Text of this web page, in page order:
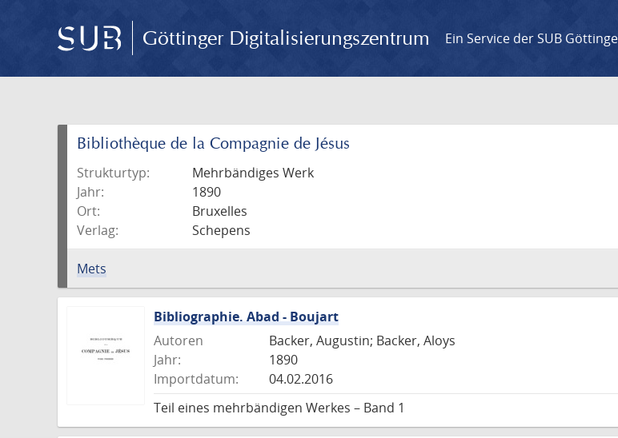
Göttinger Digitalisierungszentrum Ein Service der SUB
Bibliothèque de la Compagnie de Jésus
Strukturtyp:
Mehrbändiges Werk
Jahr:
1890
Ort:
Bruxelles
Verlag:
Schepens
Mets
Bibliographie. Abad - Boujart
Autoren
Backer, Augustin; Backer, Aloys
Jahr:
1890
Importdatum:
04.02.2016
Teil eines mehrbändigen Werkes – Band 1